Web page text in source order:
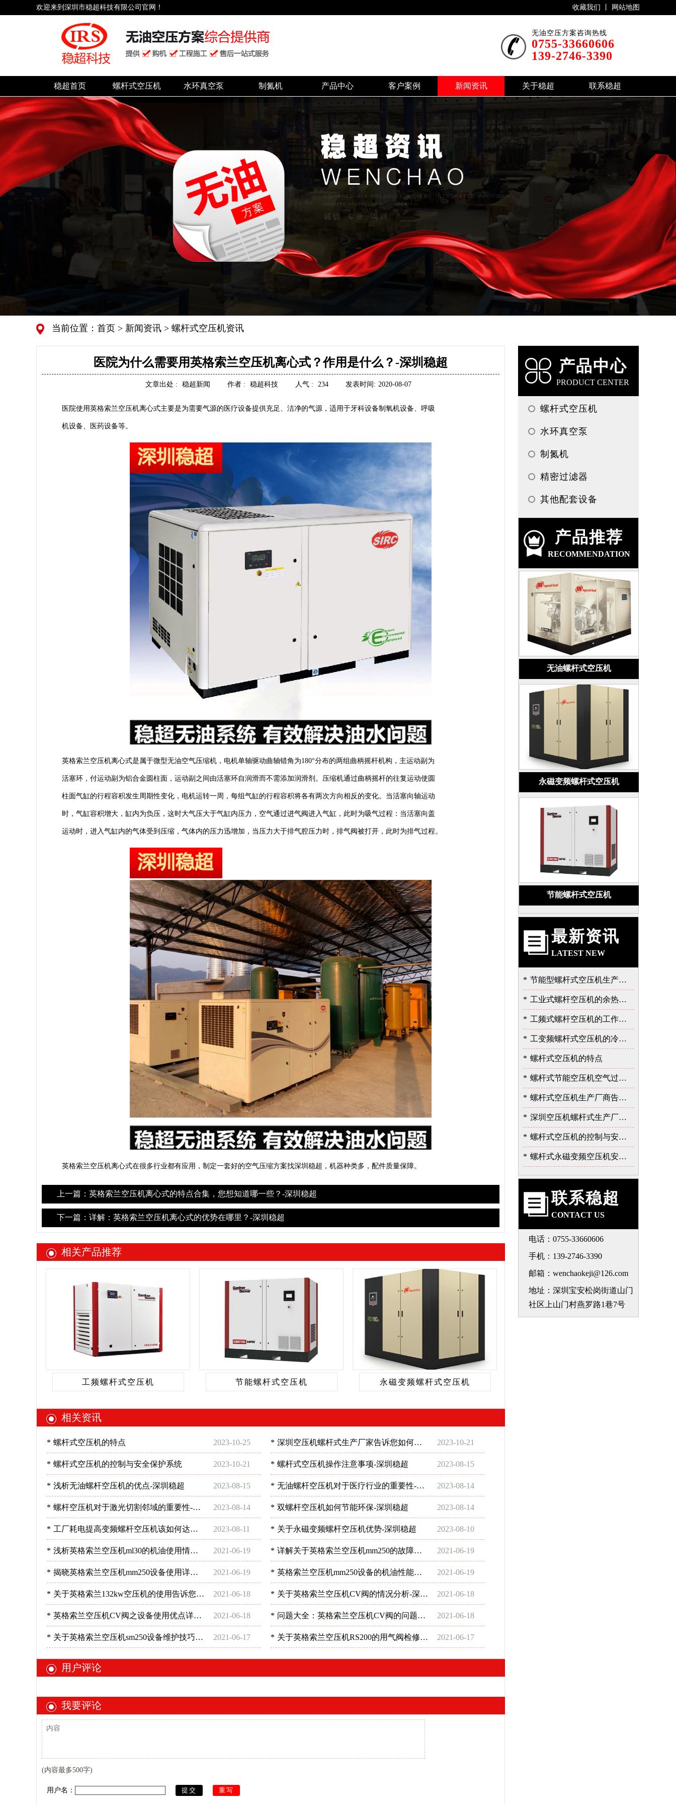
欢迎来到深圳市稳超科技有限公司官网！ 收藏我们 丨 网站地图
无油空压方案咨询热线
0755-33660606
139-2746-3390
稳超首页 螺杆式空压机 水环真空泵 制氮机 产品中心 客户案例 新闻资讯 关于稳超 联系稳超
当前位置： 首页 > 新闻资讯 > 螺杆式空压机资讯
医院为什么需要用英格索兰空压机离心式？作用是什么？-深圳稳超
文章出处 : 稳超新闻 作者 : 稳超科技 人气 : 234 发表时间: 2020-08-07
医院使用英格索兰空压机离心式主要是为需要气源的医疗设备提供充足、洁净的气源，适用于牙科设备制氧机设备、呼吸
机设备、医药设备等。
英格索兰空压机离心式是属于微型无油空气压缩机，电机单轴驱动曲轴错角为180°分布的两组曲柄摇杆机构，主运动副为
活塞环，付运动副为铝合金圆柱面，运动副之间由活塞环自润滑而不需添加润滑剂。压缩机通过曲柄摇杆的往复运动使圆
柱面气缸的行程容积发生周期性变化，电机运转一周，每组气缸的行程容积将各有两次方向相反的变化。当活塞向轴运动
时，气缸容积增大，缸内为负压，这时大气压大于气缸内压力，空气通过进气阀进入气缸，此时为吸气过程：当活塞向盖
运动时，进入气缸内的气体受到压缩，气体内的压力迅增加，当压力大于排气腔压力时，排气阀被打开，此时为排气过程。
英格索兰空压机离心式在很多行业都有应用，制定一套好的空气压缩方案找深圳稳超，机器种类多，配件质量保障。
上一篇：英格索兰空压机离心式的特点合集，您想知道哪一些？-深圳稳超
下一篇：详解：英格索兰空压机离心式的优势在哪里？-深圳稳超
相关产品推荐
工频螺杆式空压机 节能螺杆式空压机 永磁变频螺杆式空压机
相关资讯
* 螺杆式空压机的特点 2023-10-25 * 深圳空压机螺杆式生产厂家告诉您如何选
择空压机
2023-10-21
* 螺杆式空压机的控制与安全保护系统 2023-10-21 * 螺杆式空压机操作注意事项-深圳稳超 2023-08-15
* 浅析无油螺杆空压机的优点-深圳稳超 2023-08-15 * 无油螺杆空压机对于医疗行业的重要性-深
圳稳超
2023-08-14
* 螺杆空压机对于激光切割邻域的重要性-深
圳稳超
2023-08-14 * 双螺杆空压机如何节能环保-深圳稳超 2023-08-14
* 工厂耗电提高变频螺杆空压机该如何达到
预期节能效果呢？-深圳稳超
2023-08-11 * 关于永磁变频螺杆空压机优势-深圳稳超 2023-08-10
* 浅析英格索兰空压机ml30的机油使用情况-
深圳稳超
2021-06-19 * 详解关于英格索兰空压机mm250的故障问
题-深圳稳超
2021-06-19
* 揭晓英格索兰空压机mm250设备使用详情
分析-深圳稳超
2021-06-19 * 英格索兰空压机mm250设备的机油性能分
析-深圳稳超
2021-06-19
* 关于英格索兰132kw空压机的使用告诉您要
这样做-深圳稳超
2021-06-18 * 关于英格索兰空压机CV阀的情况分析-深圳
稳超
2021-06-18
* 英格索兰空压机CV阀之设备使用优点详情-
深圳稳超
2021-06-18 * 问题大全：英格索兰空压机CV阀的问题分
析-深圳稳超
2021-06-18
* 关于英格索兰空压机sm250设备维护技巧分
析-深圳稳超
2021-06-17 * 关于英格索兰空压机RS200的用气阀检修分
析-深圳稳超
2021-06-17
用户评论
我要评论
(内容最多500字)
用户名： 提交 重写
产品中心
PRODUCT CENTER
螺杆式空压机
水环真空泵
制氮机
精密过滤器
其他配套设备
产品推荐
RECOMMENDATION
无油螺杆式空压机
永磁变频螺杆式空压机
节能螺杆式空压机
最新资讯
LATEST NEW
* 节能型螺杆式空压机生产厂告诉我的泄露故障的严重性
* 工业式螺杆空压机的余热的价值
* 工频式螺杆空压机的工作过程
* 工变频螺杆式空压机的冷却与润滑系统
* 螺杆式空压机的特点
* 螺杆式节能空压机空气过滤器的保养
* 螺杆式空压机生产厂商告诉您余热回收的重要性
* 深圳空压机螺杆式生产厂家告诉您如何选择空压机
* 螺杆式空压机的控制与安全保护系统
* 螺杆式永磁变频空压机安装注意事项-深圳稳超
联系稳超
CONTACT US
电话：0755-33660606
手机：139-2746-3390
邮箱：wenchaokeji@126.com
地址：深圳宝安松岗街道山门
社区上山门村燕罗路1巷7号